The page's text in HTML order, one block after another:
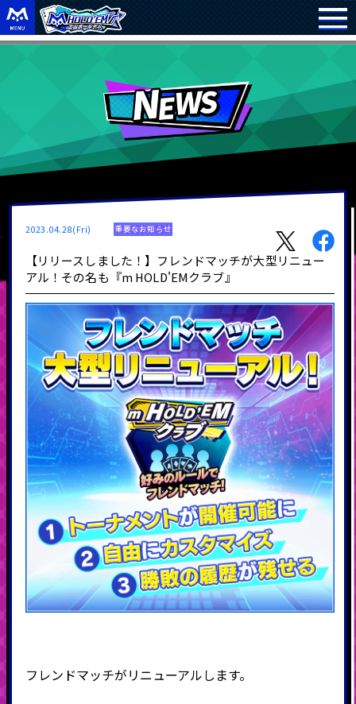
2023.04.28(Fri) 重要なお知らせ
【リリースしました！】フレンドマッチが大型リニュー
アル！その名も『m HOLD'EMクラブ』
フレンドマッチがリニューアルします。